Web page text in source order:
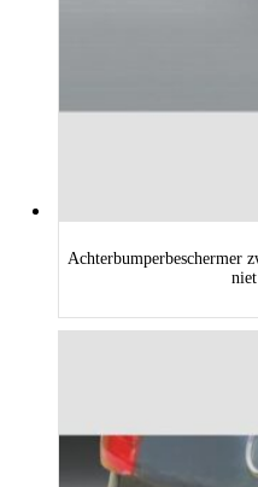
Achterbumperbeschermer